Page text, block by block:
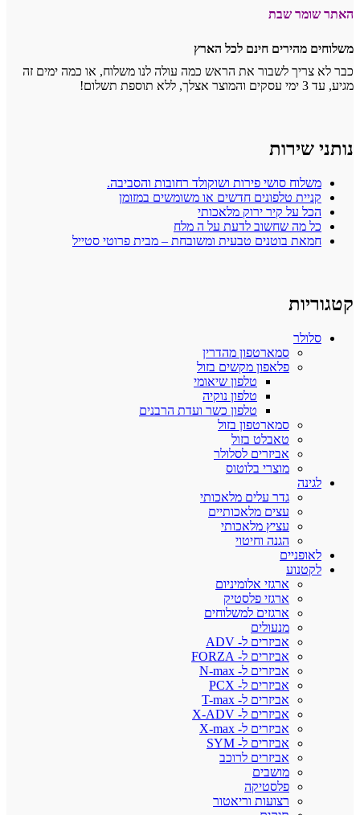
האתר שומר שבת
משלוחים מהירים חינם לכל הארץ
כבר לא צריך לשבור את הראש כמה עולה לנו משלוח, או כמה ימים זה
מגיע, עד 3 ימי עסקים והמוצר אצלך, ללא תוספת תשלום!
נותני שירות
משלוח סושי פירות ושוקולד רחובות והסביבה.
קניית טלפונים חדשים או משומשים במזומן
הכל על קיר ירוק מלאכותי
כל מה שחשוב לדעת על ה מלח
חמאת בוטנים טבעית ומשובחת – מבית פרוטי סטייל
קטגוריות
סלולר
סמארטפון מהדרין
פלאפון מקשים בזול
טלפון שיאומי
טלפון נוקיה
טלפון כשר ועדת הרבנים
סמארטפון בזול
טאבלט בזול
אביזרים לסלולר
מוצרי בלוטוס
לגינה
גדר עלים מלאכותי
עצים מלאכותיים
עציץ מלאכותי
הגנה וחיטוי
לאופניים
לקטנוע
ארגזי אלומיניום
ארגזי פלסטיק
ארגזים למשלוחים
מנעולים
אביזרים ל- ADV
אביזרים ל- FORZA
אביזרים ל- N-max
אביזרים ל- PCX
אביזרים ל- T-max
אביזרים ל- X-ADV
אביזרים ל- X-max
אביזרים ל- SYM
אביזרים לרוכב
מושבים
פלסטיקה
רצועות וריאטור